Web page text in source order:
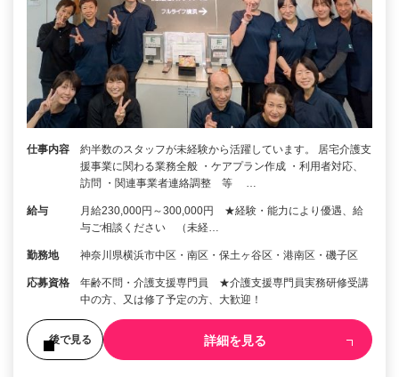
仕事内容
約半数のスタッフが未経験から活躍しています。 居宅介護支
援事業に関わる業務全般 ・ケアプラン作成 ・利用者対応、
訪問 ・関連事業者連絡調整 等 …
給与
月給230,000円～300,000円 ★経験・能力により優遇、給
与ご相談ください （未経…
勤務地 神奈川県横浜市中区・南区・保土ヶ谷区・港南区・磯子区
応募資格
年齢不問・介護支援専門員 ★介護支援専門員実務研修受講
中の方、又は修了予定の方、大歓迎！
後で見る 詳細を見る